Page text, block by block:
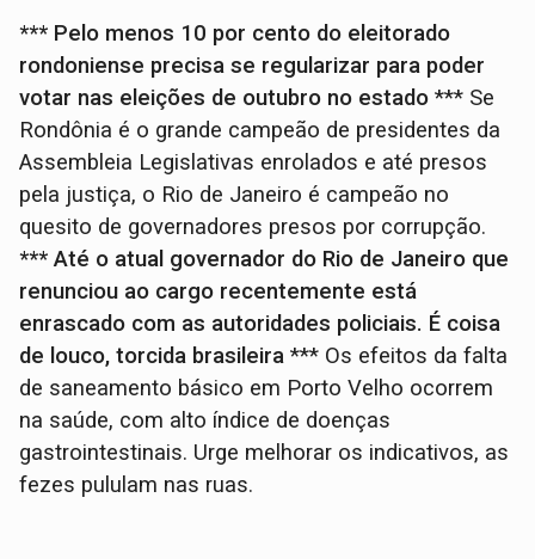
*** Pelo menos 10 por cento do eleitorado
rondoniense precisa se regularizar para poder
votar nas eleições de outubro no estado*** Se
Rondônia é o grande campeão de presidentes da
Assembleia Legislativas enrolados e até presos
pela justiça, o Rio de Janeiro é campeão no
quesito de governadores presos por corrupção.
*** Até o atual governador do Rio de Janeiro que
renunciou ao cargo recentemente está
enrascado com as autoridades policiais. É coisa
de louco, torcida brasileira*** Os efeitos da falta
de saneamento básico em Porto Velho ocorrem
na saúde, com alto índice de doenças
gastrointestinais. Urge melhorar os indicativos, as
fezes pululam nas ruas.